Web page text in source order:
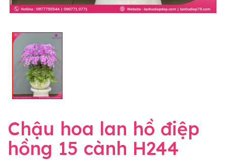
Chậu hoa lan hồ điệp
hồng 15 cành H244